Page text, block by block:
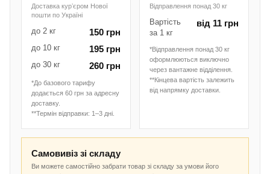
Доставка курʼєром Нової
пошти по Україні
до 2 кг 150 грн
до 10 кг 195 грн
до 30 кг 260 грн
*До базового тарифу
додається 60 грн за адресну
доставку.
**Термін відправки: 1–3 дні.
Відправлення понад 30 кг
Вартість
за 1 кг
від 11 грн
*Відправлення понад 30 кг
оформлюються виключно
через вантажне відділення.
**Кінцева вартість залежить
від напрямку доставки.
Самовивіз зі складу
Ви можете самостійно забрати товар зі складу за умови його